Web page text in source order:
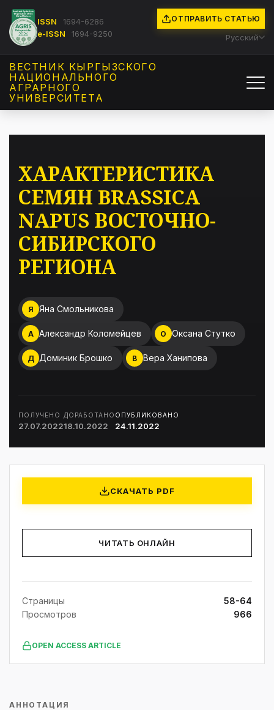
ISSN
1694-6286
e-ISSN
1694-9250
ОТПРАВИТЬ СТАТЬЮ
Русский
ВЕСТНИК КЫРГЫЗCКОГО
НАЦИОНАЛЬНОГО
АГРАРНОГО
УНИВЕРСИТЕТА
ХАРАКТЕРИСТИКА
СЕМЯН BRASSICA
NAPUS ВОСТОЧНО-
СИБИРСКОГО
РЕГИОНА
Я Яна Смольникова
А Александр Коломейцев О Оксана Стутко
Д Доминик Брошко В Вера Ханипова
ПОЛУЧЕНО
27.07.2022
ДОРАБОТАНО
18.10.2022
ОПУБЛИКОВАНО
24.11.2022
СКАЧАТЬ PDF
ЧИТАТЬ ОНЛАЙН
Страницы
58-64
Просмотров
966
OPEN ACCESS ARTICLE
АННОТАЦИЯ